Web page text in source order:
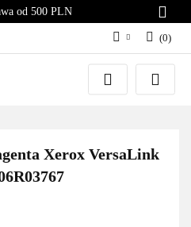
od 500 PLN
Zaloguj się
Załóż konto
(0)
Xerox VersaLink